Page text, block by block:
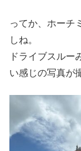
ってか、ホーチ
しね。
ドライブスルー
い感じの写真が